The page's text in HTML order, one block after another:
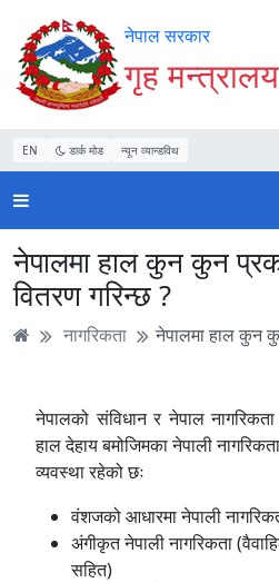
Accessibility
Mode
सुरु
गर्नुहोस्
सामाग्री
पढ्नुहाेस्
नेभिगेसन
पढ्नुहाेस्
वेबसाइट
खोजमा
जानुहोस्
नेपाल सरकार
गृह मन्त्रालय
EN डार्क मोड न्यून व्यान्डविथ
नेपालमा हाल कुन कुन
वितरण गरिन्छ ?
नागरिकता नेपालमा हाल कुन
नेपालको संविधान र नेपाल
हाल देहाय बमोजिमका नेपाली
व्यवस्था रहेको छः
वंशजको आधारमा नेपाली
अंगीकृत नेपाली नागरिकता
सहित)